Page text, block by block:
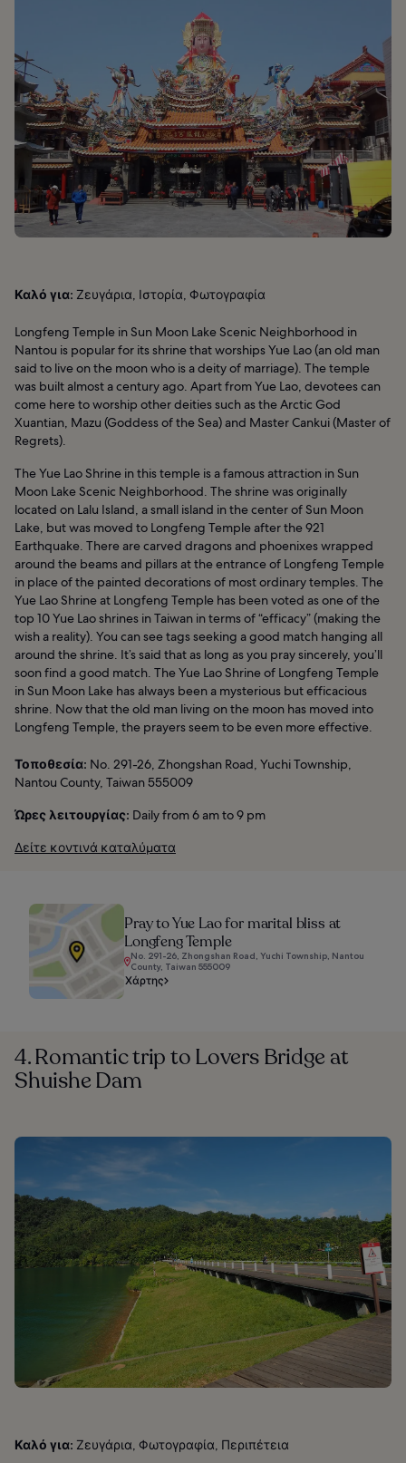
Καλό για: Ζευγάρια, Ιστορία, Φωτογραφία
Longfeng Temple in Sun Moon Lake Scenic Neighborhood in
Nantou is popular for its shrine that worships Yue Lao (an old man
said to live on the moon who is a deity of marriage). The temple
was built almost a century ago. Apart from Yue Lao, devotees can
come here to worship other deities such as the Arctic God
Xuantian, Mazu (Goddess of the Sea) and Master Cankui (Master of
Regrets).
The Yue Lao Shrine in this temple is a famous attraction in Sun
Moon Lake Scenic Neighborhood. The shrine was originally
located on Lalu Island, a small island in the center of Sun Moon
Lake, but was moved to Longfeng Temple after the 921
Earthquake. There are carved dragons and phoenixes wrapped
around the beams and pillars at the entrance of Longfeng Temple
in place of the painted decorations of most ordinary temples. The
Yue Lao Shrine at Longfeng Temple has been voted as one of the
top 10 Yue Lao shrines in Taiwan in terms of “efficacy” (making the
wish a reality). You can see tags seeking a good match hanging all
around the shrine. It’s said that as long as you pray sincerely, you’ll
soon find a good match. The Yue Lao Shrine of Longfeng Temple
in Sun Moon Lake has always been a mysterious but efficacious
shrine. Now that the old man living on the moon has moved into
Longfeng Temple, the prayers seem to be even more effective.
Τοποθεσία: No. 291-26, Zhongshan Road, Yuchi Township,
Nantou County, Taiwan 555009
Ώρες λειτουργίας: Daily from 6 am to 9 pm
Δείτε κοντινά καταλύματα
Pray to Yue Lao for marital bliss at
Longfeng Temple
No. 291-26, Zhongshan Road, Yuchi Township, Nantou
County, Taiwan 555009
Χάρτης
4. Romantic trip to Lovers Bridge at
Shuishe Dam
Καλό για: Ζευγάρια, Φωτογραφία, Περιπέτεια